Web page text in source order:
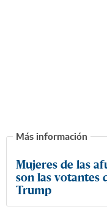
Mujeres de las
son las votantes
Trump